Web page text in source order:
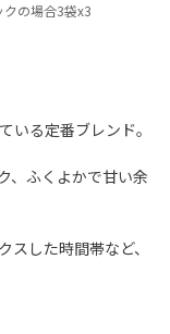
の場合3袋x3
いる定番ブレンド。
、ふくよかで甘い余
した時間帯など、